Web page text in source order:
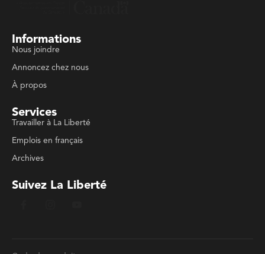
Informations
Nous joindre
Annoncez chez nous
À propos
Services
Travailler à La Liberté
Emplois en français
Archives
Suivez La Liberté